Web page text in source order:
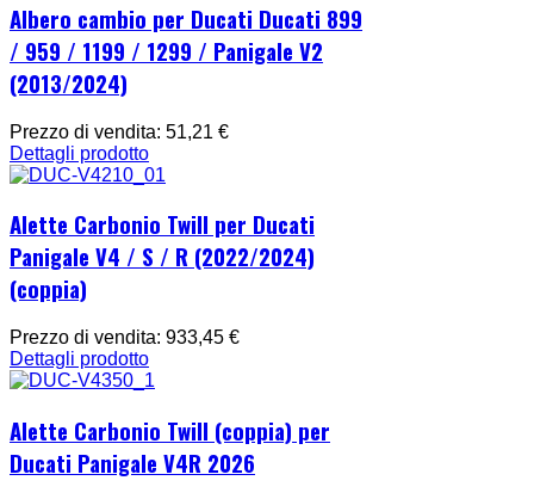
Albero cambio per Ducati Ducati 899
/ 959 / 1199 / 1299 / Panigale V2
(2013/2024)
Prezzo di vendita: 51,21 €
Dettagli prodotto
Alette Carbonio Twill per Ducati
Panigale V4 / S / R (2022/2024)
(coppia)
Prezzo di vendita: 933,45 €
Dettagli prodotto
Alette Carbonio Twill (coppia) per
Ducati Panigale V4R 2026